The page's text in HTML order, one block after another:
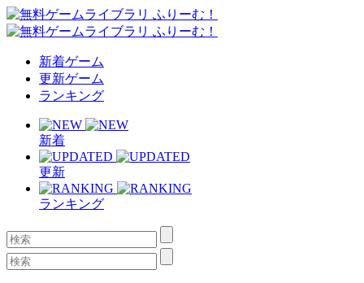
新着ゲーム
更新ゲーム
ランキング
新着
更新
ランキング